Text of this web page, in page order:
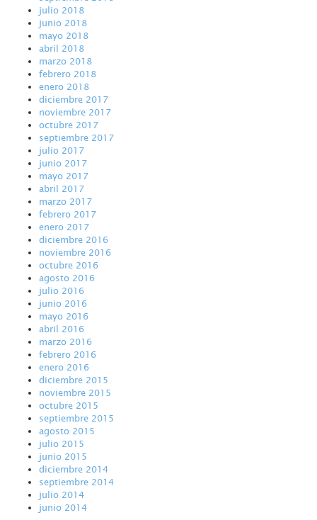
julio 2018
junio 2018
mayo 2018
abril 2018
marzo 2018
febrero 2018
enero 2018
diciembre 2017
noviembre 2017
octubre 2017
septiembre 2017
julio 2017
junio 2017
mayo 2017
abril 2017
marzo 2017
febrero 2017
enero 2017
diciembre 2016
noviembre 2016
octubre 2016
agosto 2016
julio 2016
junio 2016
mayo 2016
abril 2016
marzo 2016
febrero 2016
enero 2016
diciembre 2015
noviembre 2015
octubre 2015
septiembre 2015
agosto 2015
julio 2015
junio 2015
diciembre 2014
septiembre 2014
julio 2014
junio 2014